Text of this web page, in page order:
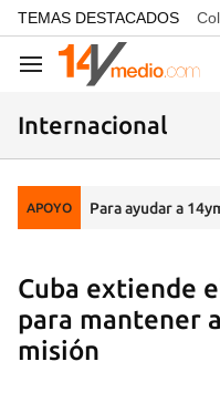
common.go-to-content
TEMAS DESTACADOS
Navegación
Internacional
APOYO Para ayudar a
Cuba extiende
para mantener
misión